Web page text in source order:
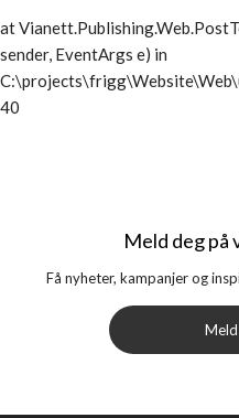
at
sender, EventArgs e) in
40
Meld deg på
Få nyheter, kampanjer og